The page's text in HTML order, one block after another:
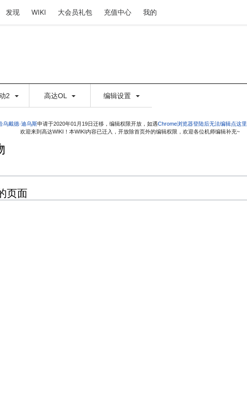
发现 WIKI 大会员礼包 充值中心 我的
2 高达OL 编辑设置
乌戴德·迪乌斯申请于2020年01月19日迁移，编辑权限开放，如遇Chrome浏览器登陆后无法编辑点这里
欢迎来到高达WIKI！本WIKI内容已迁入，开放除首页外的编辑权限，欢迎各位机师编辑补充~
页面